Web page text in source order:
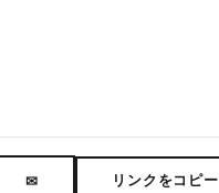
✉ リンクをコピー